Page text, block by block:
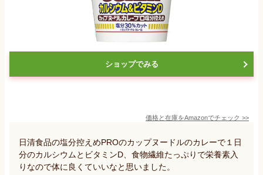
ショップでみる
価格と在庫をAmazonでチェック >>
日清食品の塩分控えめPROのカップヌードルのカレーで１日
分のカルシウムとビタミンD、食物繊維たっぷりで栄養素入
りなので体に良くていいなと思いました。